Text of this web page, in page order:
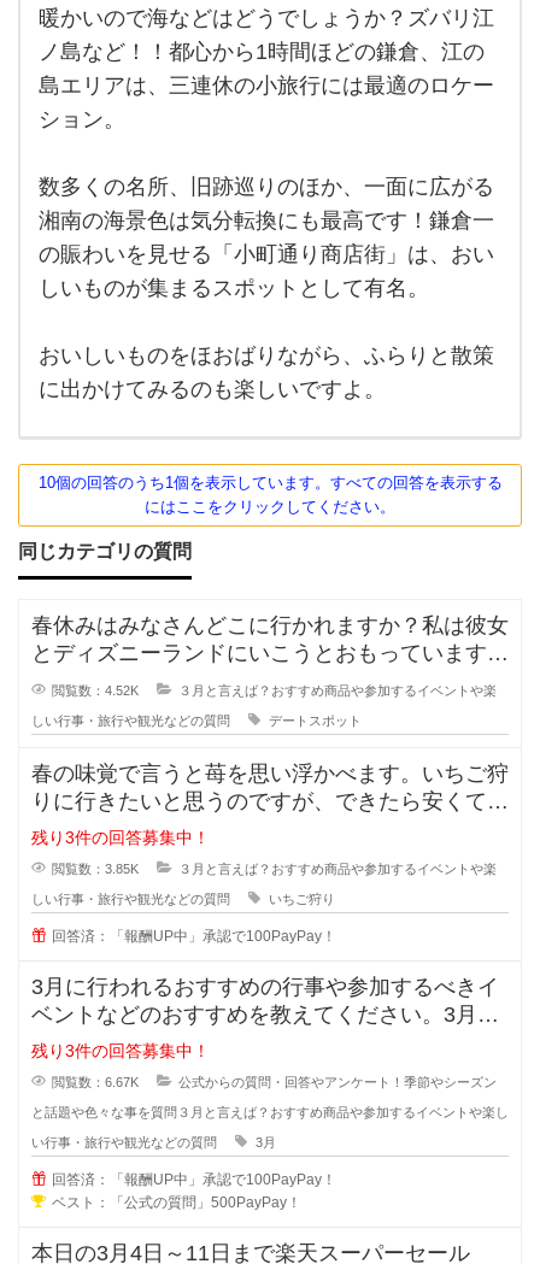
が、
ど
こ
に行
っ
て良
い
か迷
て
暖かい
ので海
などは
どうで
か？ズ
ど！！
都心か
ら1時
間ほど
の鎌
暖かいので海などはどうでしょうか？ズバリ江
ノ島など！！都心から1時間ほどの鎌倉、江の
島エリアは、三連休の小旅行には最適のロケー
ション。
数多くの名所、旧跡巡りのほか、一面に広がる
湘南の海景色は気分転換にも最高です！鎌倉一
の賑わいを見せる「小町通り商店街」は、おい
しいものが集まるスポットとして有名。
おいしいものをほおばりながら、ふらりと散策
に出かけてみるのも楽しいですよ。
10個の回答のうち1個を表示しています。すべての回答を表示する
にはここをクリックしてください。
同じカテゴリの質問
春休みはみなさんどこに行かれますか？私は彼女
とディズニーランドにいこうとおもっています。
高校２年生ですので、制服を着てい
閲覧数：4.52K ３月と言えば？おすすめ商品や参加するイベントや楽
しい行事・旅行や観光などの質問 デートスポット
春の味覚で言うと苺を思い浮かべます。いちご狩
りに行きたいと思うのですが、できたら安くて美
味しかったという場所や時期はあり
残り3件の回答募集中！
閲覧数：3.85K ３月と言えば？おすすめ商品や参加するイベントや楽
しい行事・旅行や観光などの質問 いちご狩り
回答済：「報酬UP中」承認で100PayPay！
3月に行われるおすすめの行事や参加するべきイ
ベントなどのおすすめを教えてください。3月に
購入する商品や家族で3月に出かけ
残り3件の回答募集中！
閲覧数：6.67K 公式からの質問・回答やアンケート！季節やシーズン
と話題や色々な事を質問 ３月と言えば？おすすめ商品や参加するイベントや楽し
い行事・旅行や観光などの質問 3月
回答済：「報酬UP中」承認で100PayPay！
ベスト：「公式の質問」500PayPay！
本日の3月4日～11日まで楽天スーパーセール